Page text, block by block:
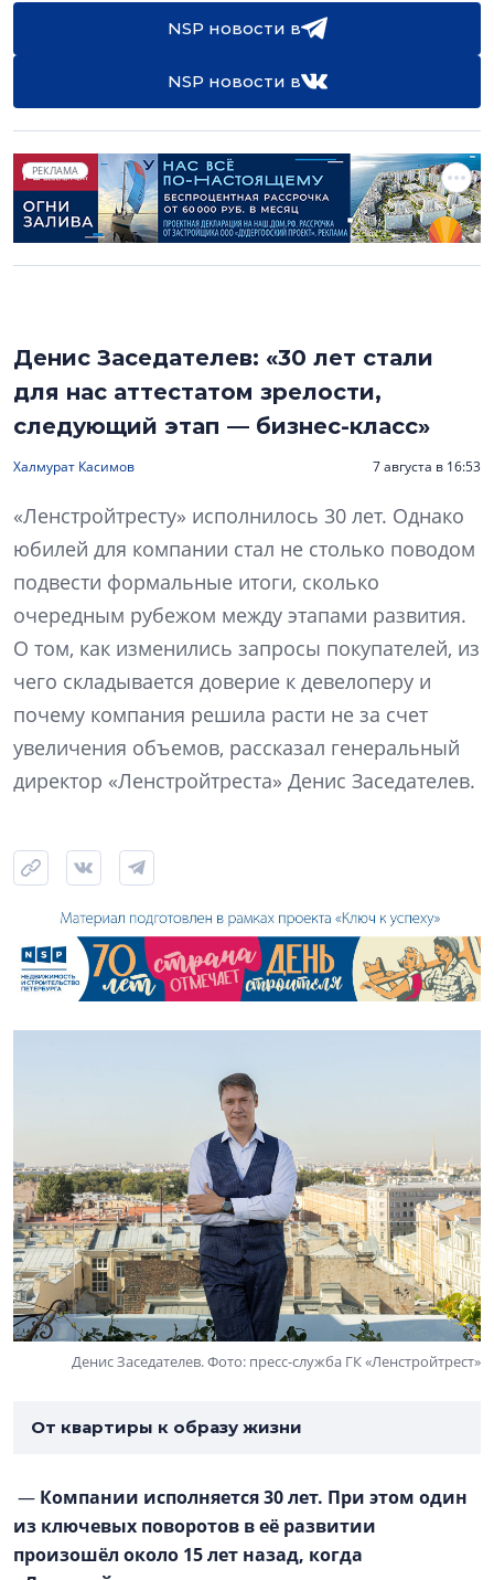
NSP новости в
NSP новости в
РЕКЛАМА
Денис Заседателев: «30 лет стали
для нас аттестатом зрелости,
следующий этап — бизнес-класс»
Халмурат Касимов 7 августа в 16:53
«Ленстройтресту» исполнилось 30 лет. Однако
юбилей для компании стал не столько поводом
подвести формальные итоги, сколько
очередным рубежом между этапами развития.
О том, как изменились запросы покупателей, из
чего складывается доверие к девелоперу и
почему компания решила расти не за счет
увеличения объемов, рассказал генеральный
директор «Ленстройтреста» Денис Заседателев.
Денис Заседателев. Фото: пресс-служба ГК «Ленстройтрест»
От квартиры к образу жизни
— Компании исполняется 30 лет. При этом один
из ключевых поворотов в её развитии
произошёл около 15 лет назад, когда